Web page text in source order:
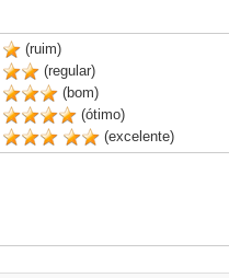
(ruim)
(regular)
(bom)
(ótimo)
(excelente)